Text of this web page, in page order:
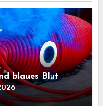
blaues Blut